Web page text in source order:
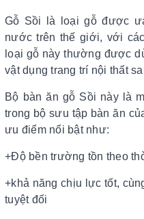
Gỗ Sồi
là loại gỗ được
nước trên thế giới, với
loại gỗ này thường được
vật dụng trang trí nội thất
Bộ bàn ăn gỗ Sồi này là
trong bộ sưu tập bàn ăn
ưu điểm nổi bật như:
+Độ bền trường tồn theo
+khả năng chịu lực tốt,
tuyệt đối